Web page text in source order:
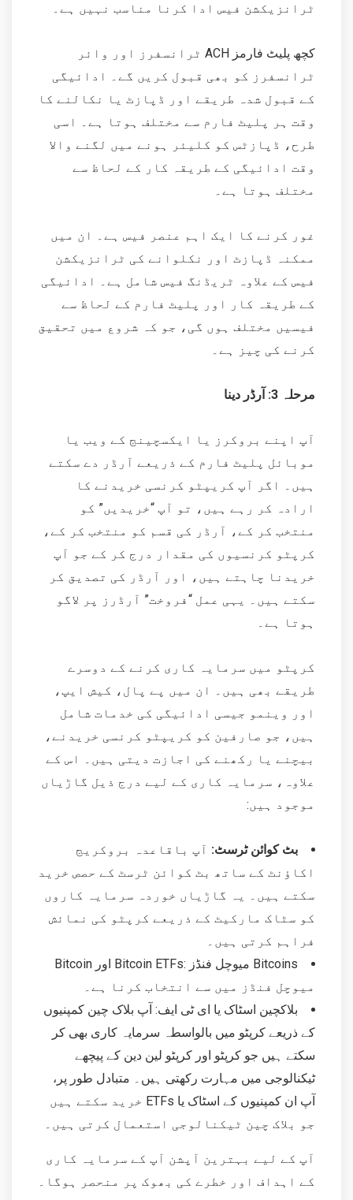
ٹرانزیکشن فیس ادا کرنا مناسب نہیں ہے۔
کچھ پلیٹ فارمز ACH ٹرانسفرز اور وائر
ٹرانسفرز کو بھی قبول کریں گے۔ ادائیگی
کے قبول شدہ طریقے اور ڈپازٹ یا نکالنے کا
وقت ہر پلیٹ فارم سے مختلف ہوتا ہے۔ اسی
طرح، ڈپازٹس کو کلیئر ہونے میں لگنے والا
وقت ادائیگی کے طریقہ کار کے لحاظ سے
مختلف ہوتا ہے۔
غور کرنے کا ایک اہم عنصر فیس ہے۔ ان میں
ممکنہ ڈپازٹ اور نکلوانے کی ٹرانزیکشن
فیس کے علاوہ ٹریڈنگ فیس شامل ہے۔ ادائیگی
کے طریقہ کار اور پلیٹ فارم کے لحاظ سے
فیسیں مختلف ہوں گی، جو کہ شروع میں تحقیق
کرنے کی چیز ہے۔
مرحلہ 3: آرڈر دینا
آپ اپنے بروکرز یا ایکسچینج کے ویب یا
موبائل پلیٹ فارم کے ذریعے آرڈر دے سکتے
ہیں۔ اگر آپ کریپٹو کرنسی خریدنے کا
ارادہ کر رہے ہیں، تو آپ “خریدیں” کو
منتخب کر کے، آرڈر کی قسم کو منتخب کر کے،
کرپٹو کرنسیوں کی مقدار درج کر کے جو آپ
خریدنا چاہتے ہیں، اور آرڈر کی تصدیق کر
سکتے ہیں۔ یہی عمل “فروخت” آرڈرز پر لاگو
ہوتا ہے۔
کرپٹو میں سرمایہ کاری کرنے کے دوسرے
طریقے بھی ہیں۔ ان میں پے پال، کیش ایپ،
اور وینمو جیسی ادائیگی کی خدمات شامل
ہیں، جو صارفین کو کریپٹو کرنسی خریدنے،
بیچنے یا رکھنے کی اجازت دیتی ہیں۔ اس کے
علاوہ، سرمایہ کاری کے لیے درج ذیل گاڑیاں
موجود ہیں:
بٹ کوائن ٹرسٹ: آپ باقاعدہ بروکریج
اکاؤنٹ کے ساتھ بٹ کوائن ٹرسٹ کے حصص خرید
سکتے ہیں۔ یہ گاڑیاں خوردہ سرمایہ کاروں
کو سٹاک مارکیٹ کے ذریعے کرپٹو کی نمائش
فراہم کرتی ہیں۔
Bitcoins میوچل فنڈز :Bitcoin ETFs اور Bitcoin
میوچل فنڈز میں سے انتخاب کرنا ہے۔
بلاکچین اسٹاک یا ای ٹی ایف: آپ بلاک چین کمپنیوں
کے ذریعے کرپٹو میں بالواسطہ سرمایہ کاری بھی کر
سکتے ہیں جو کرپٹو اور کرپٹو لین دین کے پیچھے
ٹیکنالوجی میں مہارت رکھتی ہیں۔ متبادل طور پر،
آپ ان کمپنیوں کے اسٹاک یا ETFs خرید سکتے ہیں
جو بلاک چین ٹیکنالوجی استعمال کرتی ہیں۔
آپ کے لیے بہترین آپشن آپ کے سرمایہ کاری
کے اہداف اور خطرے کی بھوک پر منحصر ہوگا۔